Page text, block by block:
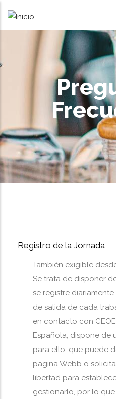
Registro de la Jornada
También exigible
Se trata de disponer
se registre
de salida de cada
en contacto con
Española, dispone de
para ello, que puede
pagina Webb o
libertad para
gestionarlo, por lo